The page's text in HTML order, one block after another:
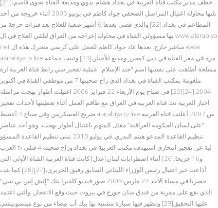
خطف مدير مكتب قناة العربية في بغداد هشام بدوي ومذيعة القناة نجوى قاسم،[21]
تلتها محاولة اغتيال المراسل الصحفي جواد كاظم في يونيو 2005 أثناء خروجه من أحد
المطاعم في بغداد [22] والذي قضى بعدها 6 أشهر صعبة للعلاج بعد فترات حرجة مر
بها مسؤولي القناة في محاولة إخراجه من العراق لتلقي العلاج في ال www alarabiya
net مباشر خارج. بعدها عاد جواد كاظم للعمل على كرسي متحرك هذه ال www
alarabiya tv live مرة في مقر القناة في دبي كمحرر ومذيع للأخبار،[23] وتبنت جماعة
مسلحة أطلقت على نفسها اسم "جند الإسلام" عملية تفجير سي رابط قناة العربية ارة
ملغومة بمكتب القناة في بغداد الذي راح ضحيتها 7 من موظفي القناة في أكتوبر
2004.[24][25] في صباح يوم الأربعاء 22 فبراير 2006 اغتيلت أطوار بهجت مراسلة
اخبار العربية نت قناة العربية في العراق مع طاقم العمل أثناء تغطيتها لأحداث تفجير
ضريح العسكريين وفي صباح 4 أغسط alarabiya tv live س 2007 أعلنت قناة العربية
"على لسان الحكومة العراقية" مقتل المتهم باغتيال أطوار بهجت، وهو أحد عناصر
تنظيم القاعدة المدعو هيثم البدري. في يوليو 2010 تبنى تنظيم القاعدة المسؤو
العرب tv لية عن تفجير انتحاري استهدف مكتب العربية في بغداد وراح ضحيته 4 قتلى
و16 جريحا.[26] أثناء اضطرابات لبنان[عدل] كانت قناة العربية القناة الأولى التي
أذاعت خبر اغتيال رئيس الوزراء اللبناني السابق رفيق الحريري،[27][28] كما بثت
حصريا في مساء الأحد 27 مارس 2005 صور فيديو كاميرا بنك "إتش إس بي سي"
الذي يقع على مقربة من فندق سان جورج في بيروت حيث وقع الانفجار، والتي اعتمد
عليها التحقيق[29] وتظهر فيها سيارة مشتبه بها بيك أب بيضاء من نوع ميتسوبيشي